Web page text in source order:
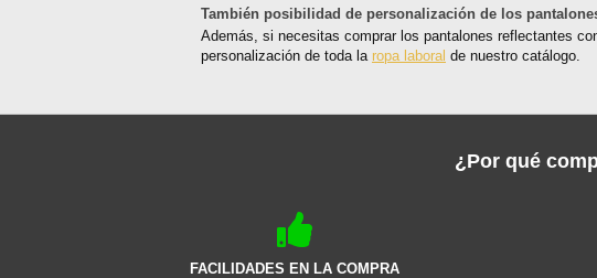
También posibilidad de personalización de los
Además, si necesitas comprar los pantalones reflectantes
personalización de toda la ropa laboral de nuestro catálogo.
¿Por qué
FACILIDADES EN LA COMPRA